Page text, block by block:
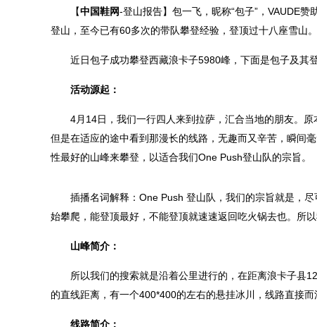
【中国鞋网-登山报告】包一飞，昵称“包子”，VAUDE
登山，至今已有60多次的带队攀登经验，登顶过十八座雪山。
近日包子成功攀登西藏浪卡子5980峰，下面是包子及其登
活动源起：
4月14日，我们一行四人来到拉萨，汇合当地的朋友。原
但是在适应的途中看到那漫长的线路，无趣而又辛苦，瞬间
性最好的山峰来攀登，以适合我们One Push登山队的宗旨。
插播名词解释：One Push 登山队，我们的宗旨就是，尽
始攀爬，能登顶最好，不能登顶就速速返回吃火锅去也。所
山峰简介：
所以我们的搜索就是沿着公里进行的，在距离浪卡子县12
的直线距离，有一个400*400的左右的悬挂冰川，线路直接而
线路简介：